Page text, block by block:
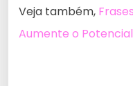
Veja também,
Aumente o